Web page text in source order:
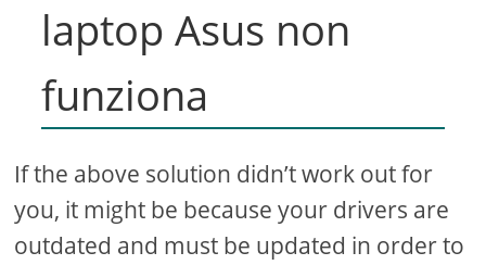
laptop Asus non
funziona
If the above solution didn’t work out for
you, it might be because your drivers are
outdated and must be updated in order to